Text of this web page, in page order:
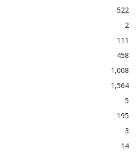
522
2
111
458
1,008
1,564
5
195
3
14